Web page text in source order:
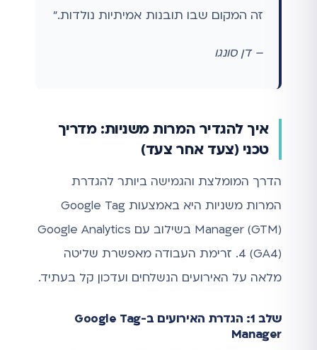
זה המקום שבו תובנות אמיתיות נולדות."
– דן סונגו
איך להגדיר המרות משניות: מדריך
טכני (צעד אחר צעד)
הדרך המומלצת והגמישה ביותר להגדרת
המרות משניות היא באמצעות Google Tag
Manager (GTM) בשילוב עם Google Analytics
4 (GA4). זרימת העבודה מאפשרת שליטה
מלאה על האירועים הנשלחים ועדכון קל בעתיד.
שלב 1: הגדרת האירועים ב-Google Tag
Manager